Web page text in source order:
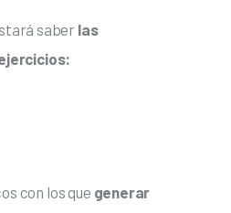
saber las
con los que generar